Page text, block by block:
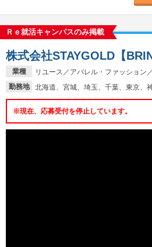
Ｒｅ就活キャンパスのみ掲載
業種
リユース／アパレル・ファッション
勤務地
北海道、宮城、埼玉、千葉、東京、
株式会社STAYGOLD【
※現在、応募受付を停止しています。